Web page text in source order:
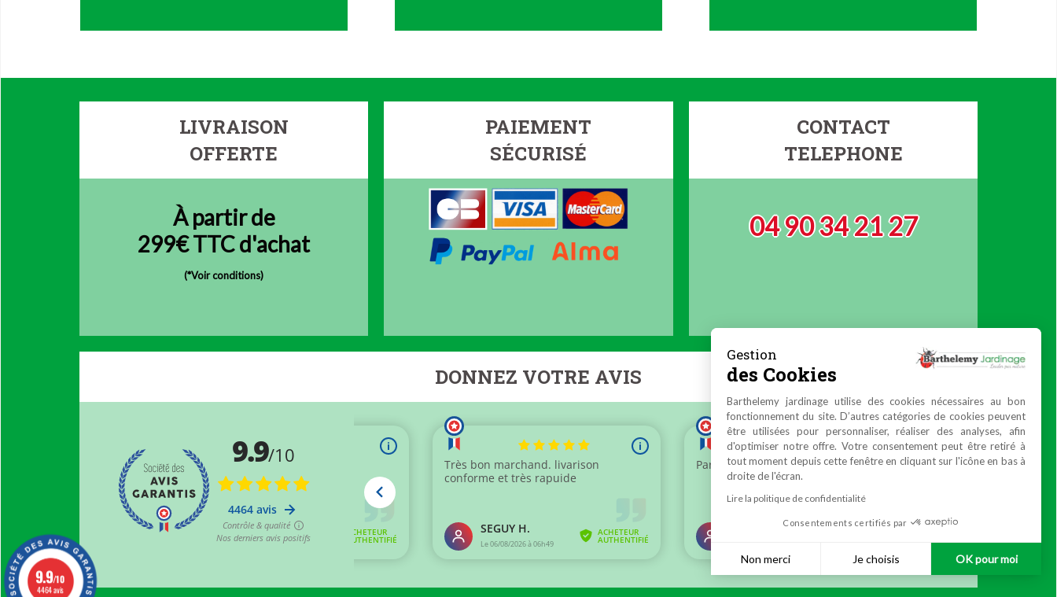
LIVRAISON
OFFERTE
À partir de
299€ TTC d'achat
(*Voir conditions)
PAIEMENT
SÉCURISÉ
CONTACT
TELEPHONE
04 90 34 21 27
DONNEZ VOTRE AVIS
Gestion
des Cookies
Barthelemy jardinage utilise des cookies nécessaires au bon
fonctionnement du site. D’autres catégories de cookies peuvent
être utilisées pour personnaliser, réaliser des analyses, afin
d'optimiser notre offre. Votre consentement peut être retiré à
tout moment depuis cette fenêtre en cliquant sur l'icône en bas à
droite de l'écran.
Lire la politique de confidentialité
Consentements certifiés par
Non merci Je choisis OK pour moi
9.9/10
4464 avis